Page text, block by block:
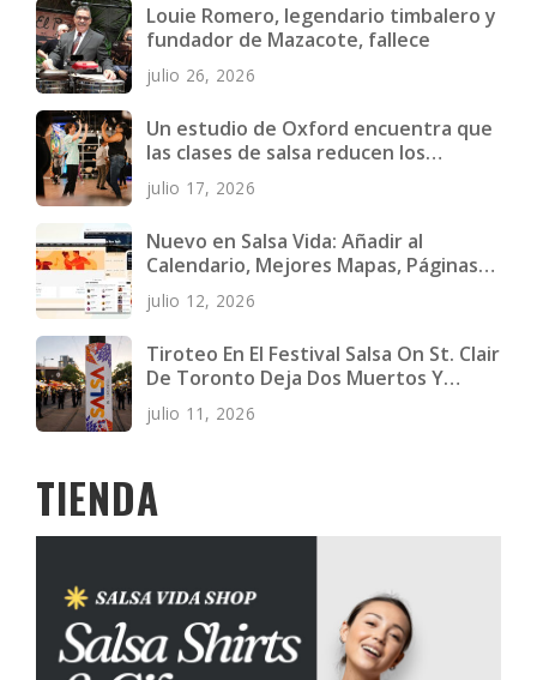
Louie Romero, legendario timbalero y
fundador de Mazacote, fallece
julio 26, 2026
Un estudio de Oxford encuentra que
las clases de salsa reducen los
síntomas depresivos en jóvenes
adultos
julio 17, 2026
Nuevo en Salsa Vida: Añadir al
Calendario, Mejores Mapas, Páginas
Más Rápidas y Más
julio 12, 2026
Tiroteo En El Festival Salsa On St. Clair
De Toronto Deja Dos Muertos Y
Cuatro Heridos
julio 11, 2026
TIENDA